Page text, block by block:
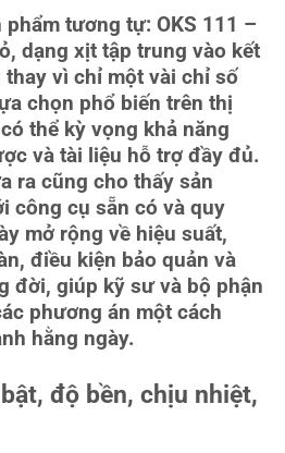
tương tự: OKS 111 –
dạng xịt tập trung vào kết
vì chỉ một vài chỉ số
chọn phổ biến trên thị
thể kỳ vọng khả năng
và tài liệu hỗ trợ đầy đủ.
ra cũng cho thấy sản
công cụ sẵn có và quy
mở rộng về hiệu suất,
điều kiện bảo quản và
đời, giúp kỹ sư và bộ phận
phương án một cách
hằng ngày.
độ bền, chịu nhiệt,